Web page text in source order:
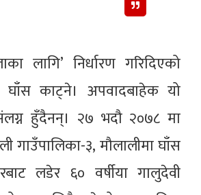
लागि’ निर्धारण गरिदिएको
घाँस काट्ने। अपवादबाहेक यो
हुँदैनन्। २७ भदौ २०७८ मा
गाउँपालिका-३, मौलालीमा घाँस
लडेर ६० वर्षीया गालुदेवी